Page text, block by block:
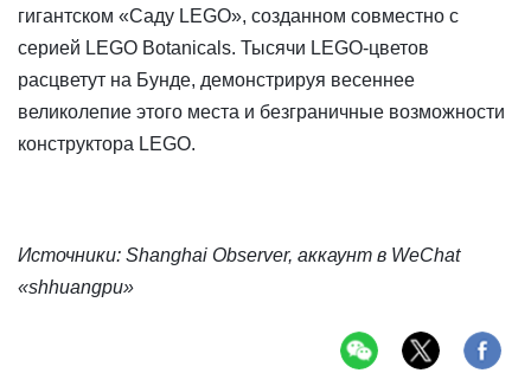
гигантском «Саду LEGO», созданном совместно с
серией LEGO Botanicals. Тысячи LEGO-цветов
расцветут на Бунде, демонстрируя весеннее
великолепие этого места и безграничные возможности
конструктора LEGO.
Источники: Shanghai Observer, аккаунт в WeChat
«shhuangpu»